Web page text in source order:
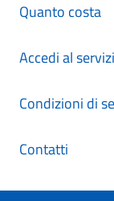
Quanto costa
Accedi al
Condizioni di
Contatti